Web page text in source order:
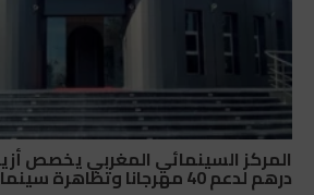
درهم لدعم 40 مهرجانا وتظاهرة سينمائية